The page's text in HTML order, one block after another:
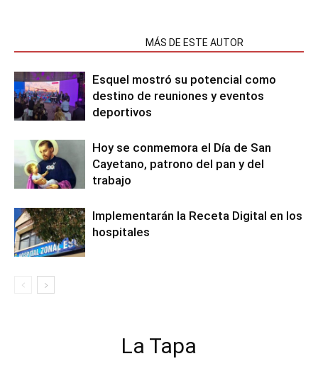
MÁS DE ESTE AUTOR
Esquel mostró su potencial como
destino de reuniones y eventos
deportivos
Hoy se conmemora el Día de San
Cayetano, patrono del pan y del
trabajo
Implementarán la Receta Digital en los
hospitales
La Tapa